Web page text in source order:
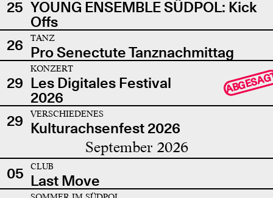
25 YOUNG ENSEMBLE SÜDPOL: Kick
Offs
26
TANZ
Pro Senectute Tanznachmittag
29
KONZERT
Les Digitales Festival
2026
29 VERSCHIEDENES
Kulturachsenfest 2026
September 2026
05 CLUB
Last Move